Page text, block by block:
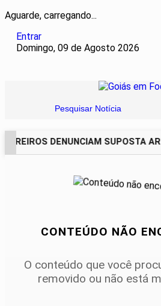
Aguarde, carregando...
Entrar
Domingo, 09 de Agosto 2026
Pesquisar Notícia
DENUNCIAM SUPOSTA
CONTEÚDO NÃO
O conteúdo que você
removido ou não está